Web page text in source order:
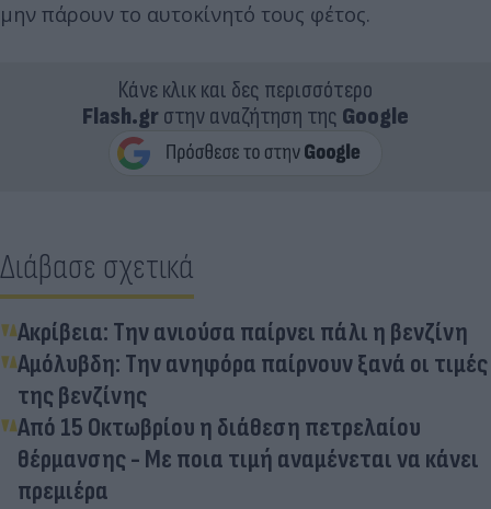
μην πάρουν το αυτοκίνητό τους φέτος.
Κάνε κλικ και δες περισσότερο
Flash.grστην αναζήτηση της Google
Διάβασε σχετικά
Ακρίβεια: Την ανιούσα παίρνει πάλι η βενζίνη
Αμόλυβδη: Την ανηφόρα παίρνουν ξανά οι τιμές
της βενζίνης
Από 15 Οκτωβρίου η διάθεση πετρελαίου
θέρμανσης - Με ποια τιμή αναμένεται να κάνει
πρεμιέρα